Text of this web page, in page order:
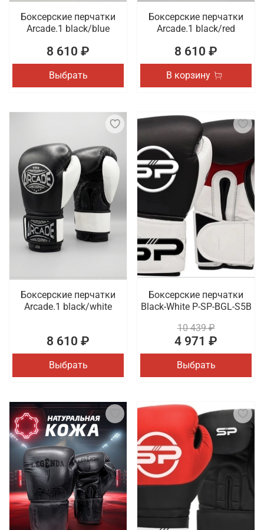
Боксерские перчатки
Arcade.1 black/blue
8 610 ₽
Выбрать
Боксерские перчатки
Arcade.1 black/red
8 610 ₽
В корзину
Боксерские перчатки
Arcade.1 black/white
8 610 ₽
Выбрать
Боксерские перчатки
Black-White P-SP-BGL-S5B
10 439 ₽
4 971 ₽
Выбрать